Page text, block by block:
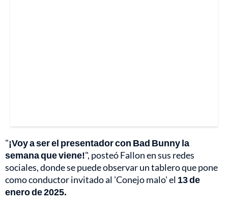
"¡Voy a ser el presentador con Bad Bunny la
semana que viene!", posteó Fallon en sus redes
sociales, donde se puede observar un tablero que pone
como conductor invitado al 'Conejo malo' el 13 de
enero de 2025.